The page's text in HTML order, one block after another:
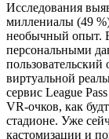
Исследования
миллениалы (49
необычный опыт.
персональными
виртуальной
сервис League
VR-очков, как
стадионе. Уже
кастомизации и